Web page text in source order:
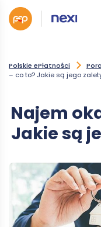
Polskie ePłatności
– co to? Jakie są jego
Najem
Jakie są